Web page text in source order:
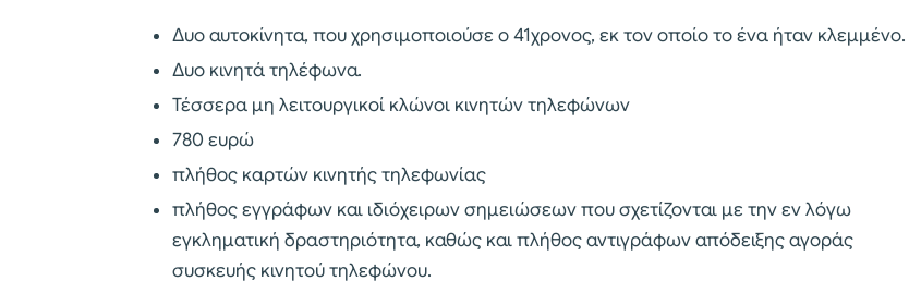
Δυο αυτοκίνητα, που χρησιμοποιούσε ο 41χρονος, εκ τον οποίο το ένα ήταν κλεμμένο.
Δυο κινητά τηλέφωνα.
Τέσσερα μη λειτουργικοί κλώνοι κινητών τηλεφώνων
780 ευρώ
πλήθος καρτών κινητής τηλεφωνίας
πλήθος εγγράφων και ιδιόχειρων σημειώσεων που σχετίζονται με την εν λόγω
εγκληματική δραστηριότητα, καθώς και πλήθος αντιγράφων απόδειξης αγοράς
συσκευής κινητού τηλεφώνου.